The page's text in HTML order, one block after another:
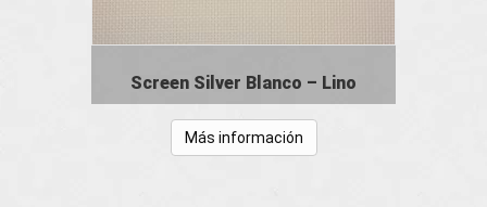
Screen Silver Blanco – Lino
Más información